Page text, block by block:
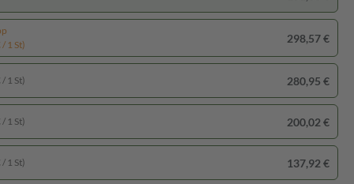
1 St)
298,57 €
1 St) 280,95 €
1 St) 200,02 €
1 St) 137,92 €